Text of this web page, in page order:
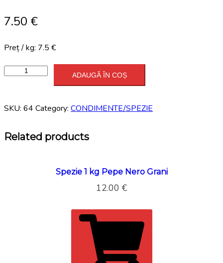
7.50 €
Preț / kg: 7.5 €
Spezie
Seme
Papavero
ADAUGĂ ÎN COȘ
SKU: 64 Category: CONDIMENTE/SPEZIE
Related products
Spezie 1 kg Pepe Nero Grani
12.00 €